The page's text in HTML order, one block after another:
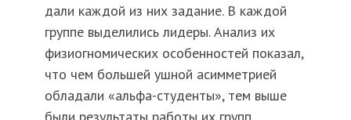
дали каждой из них задание. В каждой
группе выделились лидеры. Анализ их
физиогномических особенностей показал,
что чем большей ушной асимметрией
обладали «альфа-студенты», тем выше
были результаты работы их групп.